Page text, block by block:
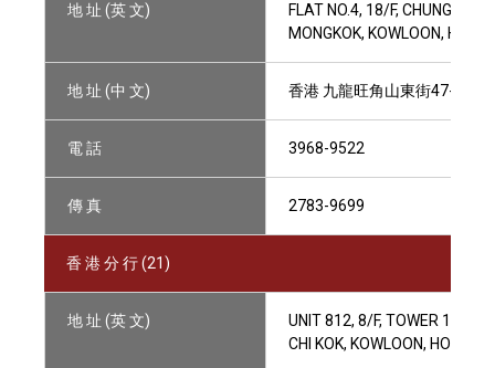
地 址 (英 文)
FLAT NO.4, 18/F, CHUNG KIU
MONGKOK, KOWLOON, HONG
地 址 (中 文) 香港 九龍旺角山東街47-51號
電 話 3968-9522
傳 真 2783-9699
香 港 分 行 (21)
地 址 (英 文)
UNIT 812, 8/F, TOWER 1,
CHI KOK, KOWLOON, HONG